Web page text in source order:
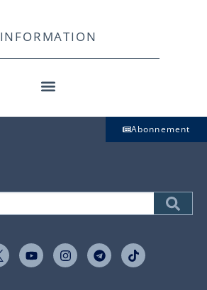
INFORMATION
Abonnement